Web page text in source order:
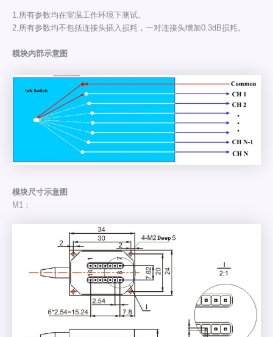
1.所有参数均在室温工作环境下测试。
2.所有参数均不包括连接头插入损耗，一对连接头增加0.3dB损耗。
模块内部示意图
模块尺寸示意图
M1：